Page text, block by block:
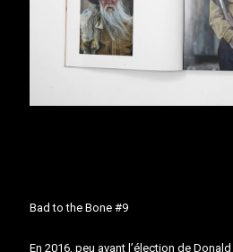
Bad to the Bone #9
En 2016, peu avant l’élection de